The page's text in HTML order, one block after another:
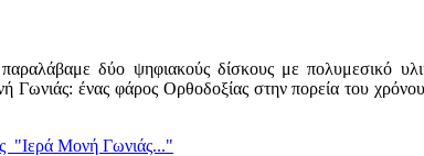
δύο ψηφιακούς δίσκους με πολυμεσικό
ένας φάρος Ορθοδοξίας στην πορεία του
"Ιερά Μονή Γωνιάς..."